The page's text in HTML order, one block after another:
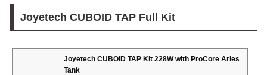
Joyetech CUBOID TAP Full Kit
Joyetech CUBOID TAP Kit 228W with ProCore Aries
Tank